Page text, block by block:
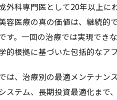
外科専門医として20年以上に
容医療の真の価値は、継続的
す。一回の治療では実現でき
的根拠に基づいた包括的なア
は、治療別の最適メンテナン
ステム、長期投資最適化まで